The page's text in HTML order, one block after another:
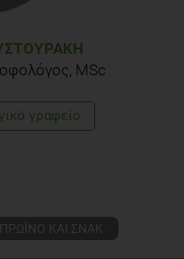
MSc
γραφείο
ΠΡΩΪΝΟ ΚΑΙ ΣΝΑΚ